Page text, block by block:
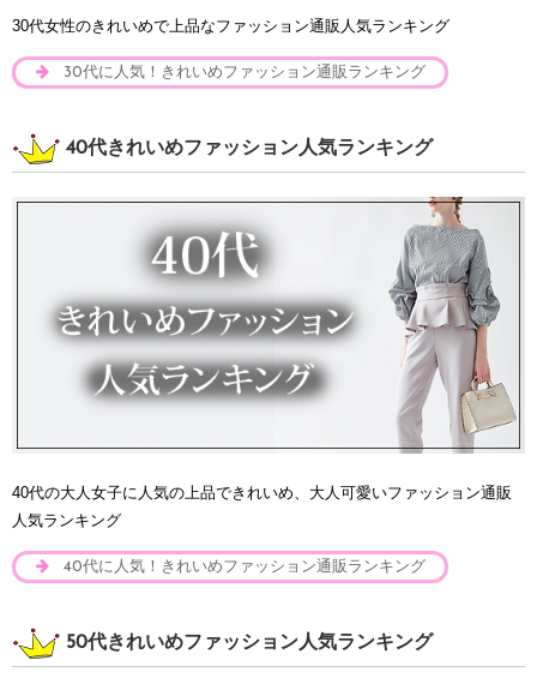
30代女性のきれいめで上品なファッション通販人気ランキング
30代に人気！きれいめファッション通販ランキング
40代きれいめファッション人気ランキング
40代の大人女子に人気の上品できれいめ、大人可愛いファッション通販
人気ランキング
40代に人気！きれいめファッション通販ランキング
50代きれいめファッション人気ランキング